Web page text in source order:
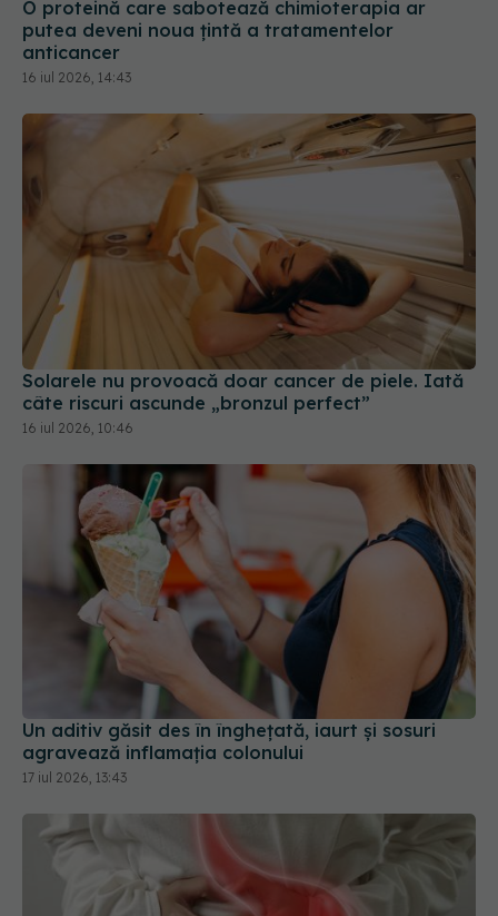
Solarele nu provoacă doar cancer de piele. Iată
câte riscuri ascunde „bronzul perfect”
16 iul 2026, 10:46
Un aditiv găsit des în înghețată, iaurt și sosuri
agravează inflamația colonului
17 iul 2026, 13:43